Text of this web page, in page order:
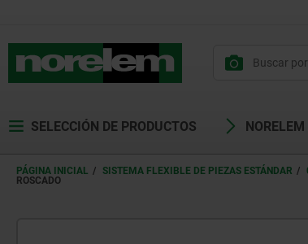
SELECCIÓN DE PRODUCTOS
PÁGINA INICIAL SISTEMA FLEXIBLE DE PIEZAS ESTÁNDAR
ROSCADO